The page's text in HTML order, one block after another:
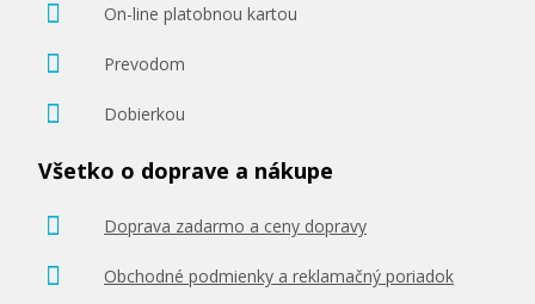
On-line platobnou kartou
Prevodom
Dobierkou
Všetko o doprave a nákupe
Doprava zadarmo a ceny dopravy
Obchodné podmienky a reklamačný poriadok